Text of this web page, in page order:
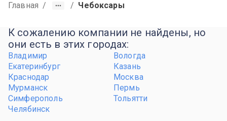
Главная / / Чебоксары
К сожалению компании не найдены, но
они есть в этих городах:
Владимир
Вологда
Екатеринбург
Казань
Краснодар
Москва
Мурманск
Пермь
Симферополь
Тольятти
Челябинск